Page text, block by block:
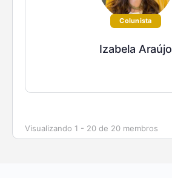
Colunista
Izabela Araújo
Visualizando 1 - 20 de 20 membros